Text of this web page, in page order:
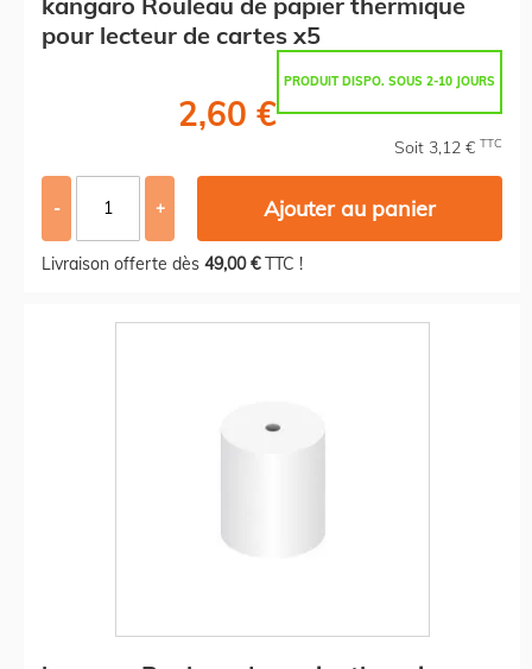
pour lecteur de cartes x5
PRODUIT DISPO. SOUS 2-10 JOURS
2,60 €
Soit 3,12 € TTC
- + Ajouter au panier
Livraison offerte dès 49,00 €TTC !